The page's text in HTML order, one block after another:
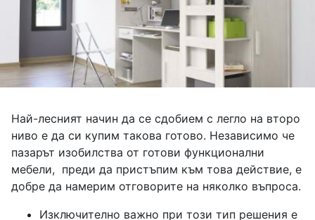
Най-лесният начин да се сдобием с легло на второ
ниво е да си купим такова готово. Независимо че
пазарът изобилства от готови функционални
мебели, преди да пристъпим към това действие, е
добре да намерим отговорите на няколко въпроса.
Изключително важно при този тип решения е